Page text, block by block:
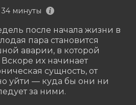
34 минуты
после начала жизни в
пара становится
аварии, в которой
их начинает
сущность, от
уйти — куда бы они ни
за ними.